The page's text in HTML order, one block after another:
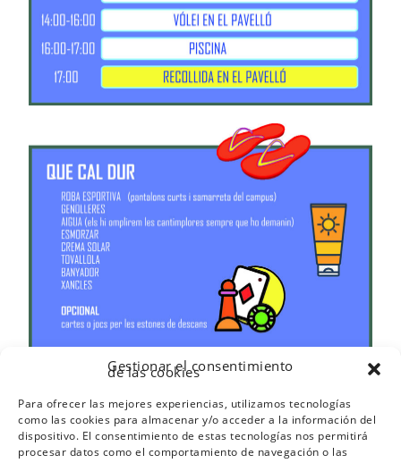
Gestionar el consentimiento
de las cookies
Para ofrecer las mejores experiencias, utilizamos tecnologías
como las cookies para almacenar y/o acceder a la información del
dispositivo. El consentimiento de estas tecnologías nos permitirá
procesar datos como el comportamiento de navegación o las